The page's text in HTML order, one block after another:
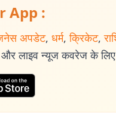
App :
अपडेट, धर्म, क्रिकेट,
और लाइव न्यूज कवरेज के लिए